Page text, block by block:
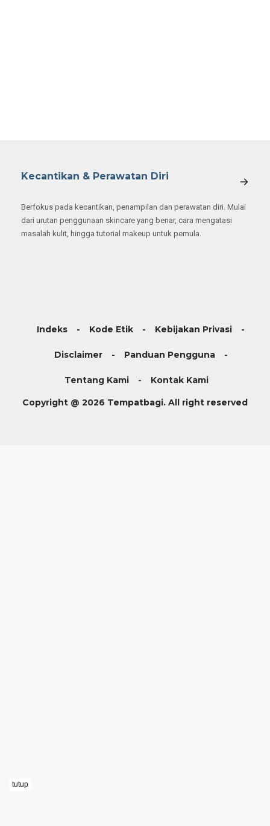
Kecantikan & Perawatan Diri
Berfokus pada kecantikan, penampilan dan perawatan diri. Mulai
dari urutan penggunaan skincare yang benar, cara mengatasi
masalah kulit, hingga tutorial makeup untuk pemula.
Indeks Kode Etik Kebijakan Privasi
Disclaimer Panduan Pengguna
Tentang Kami Kontak Kami
Copyright @ 2026 Tempatbagi. All right reserved
tutup